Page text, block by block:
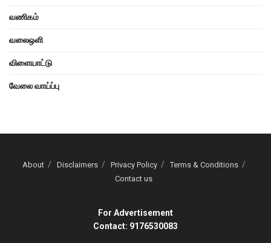
வணிகம்
வலைஒளி
விளையாட்டு
வேலை வாய்ப்பு
About Disclaimers Privacy Policy
Terms & Conditions
Contact us
For Advertisement
Contact: 9176530083